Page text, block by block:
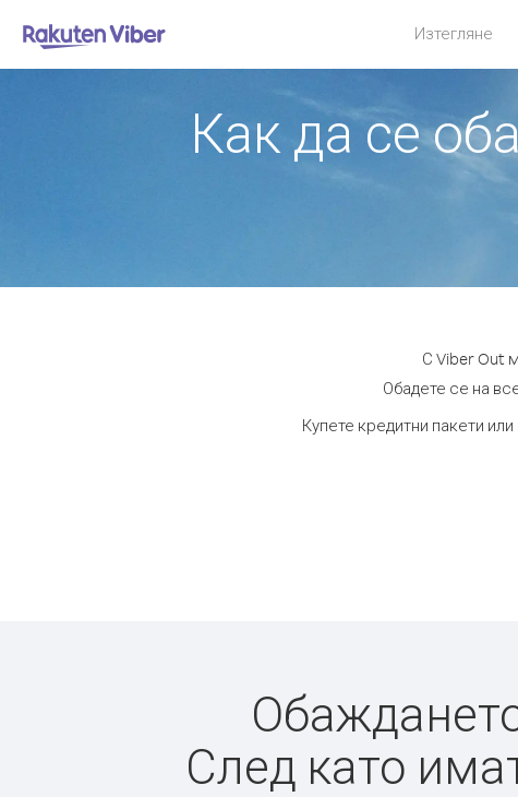
Изтегляне
Как да се
С Viber Out
Обадете се на
Купете кредитни пакети
След като